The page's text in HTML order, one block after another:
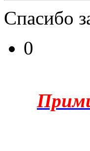
Спасибо
0